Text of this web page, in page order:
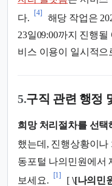
다.
[4]
해당 작업은
23일09:00까지 진행
비스 이용이 일시적으
5.구직 관련 행정
희망 처리절차를 선택
했는데, 진행상황이
동포털 나의민원에서
보세요.
[1]
[ \[나의민